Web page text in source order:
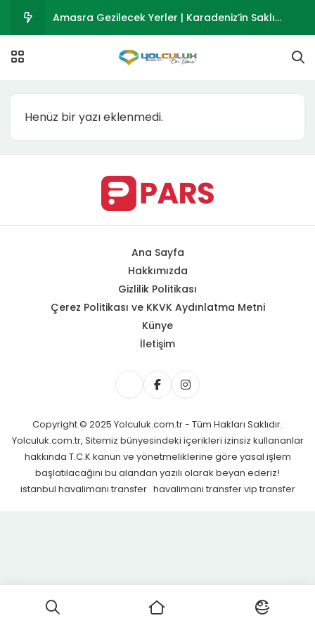
Amasra Gezilecek Yerler | Karadeniz’in Saklı
Osmaniye Gezilecek Yerler 2026 | Tarihi ve Doğal
ve Kilis Polateli Rehberi
Musabeyli Gezilecek Yerler 2026 | Kilis’in Tarihi
İlçesi
Kurucaşile Gezilecek Yerler | Bartın’ın Ahşap
Tekne Kasabası
Henüz bir yazı eklenmedi.
Ana Sayfa
Hakkımızda
Gizlilik Politikası
Çerez Politikası ve KKVK Aydınlatma Metni
Künye
İletişim
Copyright © 2025 Yolculuk.com.tr - Tüm Hakları Saklıdır.
Yolculuk.com.tr, Sitemiz bünyesindeki içerikleri izinsiz kullananlar
hakkında T.C.K kanun ve yönetmeliklerine göre yasal işlem
başlatılacağını bu alandan yazılı olarak beyan ederiz!
istanbul havalimanı transfer havalimanı transfervip transfer